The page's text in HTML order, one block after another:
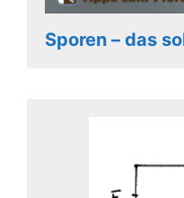
Sporen – das